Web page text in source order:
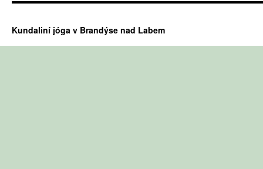
Kundaliní jóga v Brandýse nad Labem